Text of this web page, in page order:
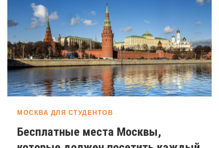
МОСКВА ДЛЯ СТУДЕНТОВ
Бесплатные места Москвы,